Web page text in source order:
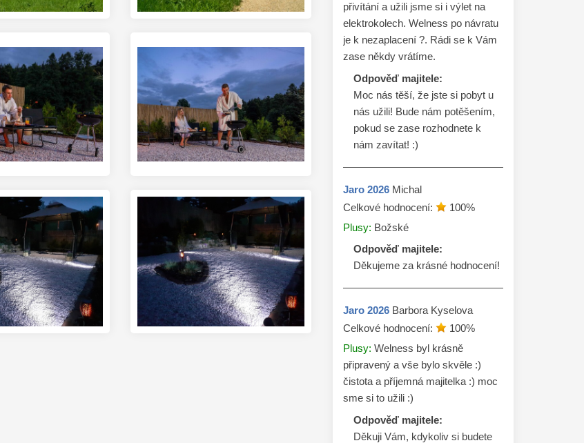
přivítání a užili jsme si i výlet na
elektrokolech. Welness po návratu
je k nezaplacení ?. Rádi se k Vám
zase někdy vrátíme.
Odpověď majitele:
Moc nás těší, že jste si pobyt u
nás užili! Bude nám potěšením,
pokud se zase rozhodnete k
nám zavítat! :)
Jaro 2026 Michal
Celkové hodnocení:
100%
Plusy: Božské
Odpověď majitele:
Děkujeme za krásné hodnocení!
Jaro 2026 Barbora Kyselova
Celkové hodnocení:
100%
Plusy: Welness byl krásně
připravený a vše bylo skvěle :)
čistota a příjemná majitelka :) moc
sme si to užili :)
Odpověď majitele:
Děkuji Vám, kdykoliv si budete